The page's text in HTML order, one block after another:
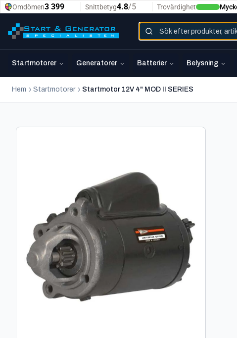
Startmotorer Generatorer Batterier Belysning
Hem Startmotorer Startmotor 12V 4" MOD II SERIES